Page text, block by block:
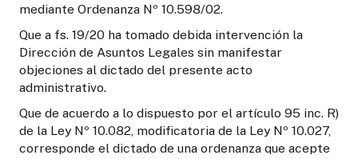
mediante Ordenanza Nº 10.598/02.
Que a fs. 19/20 ha tomado debida intervención la
Dirección de Asuntos Legales sin manifestar
objeciones al dictado del presente acto
administrativo.
Que de acuerdo a lo dispuesto por el artículo 95 inc. R)
de la Ley Nº 10.082, modificatoria de la Ley Nº 10.027,
corresponde el dictado de una ordenanza que acepte